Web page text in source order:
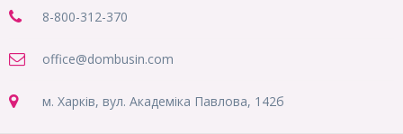
8-800-312-370
office@dombusin.com
м. Харків, вул. Академіка Павлова, 142б